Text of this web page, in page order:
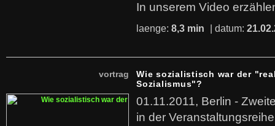
In unserem Video
laenge: 8,3 min | datum:
vortrag
Wie sozialistisch war der
Sozialismus"?
01.11.2011, Berlin -
in der